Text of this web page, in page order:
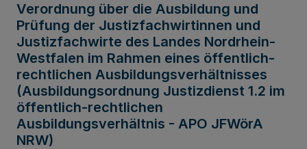
Verordnung über die Ausbildung und
Prüfung der Justizfachwirtinnen und
Justizfachwirte des Landes Nordrhein-
Westfalen im Rahmen eines öffentlich-
rechtlichen Ausbildungsverhältnisses
(Ausbildungsordnung Justizdienst 1.2 im
öffentlich-rechtlichen
Ausbildungsverhältnis - APO JFWörA
NRW)